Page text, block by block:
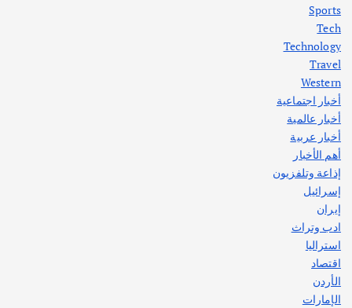
أهم الأخبار
اختتام ورشة السينوغرافيا في مدينة كلباء الاماراتية
أغسطس 3, 2026
Sports
Tech
Technology
Travel
Western
أخبار اجتماعية
أخبار عالمية
أخبار عربية
أهم الأخبار
إذاعة وتلفزيون
إسرائيل
إيران
ادب وتراث
استراليا
اقتصاد
الأردن
الإمارات